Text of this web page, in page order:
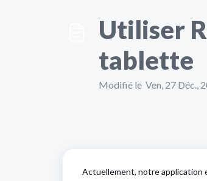
Utiliser
tablette
Modifié le Ven, 27 Déc.,
Actuellement, notre application